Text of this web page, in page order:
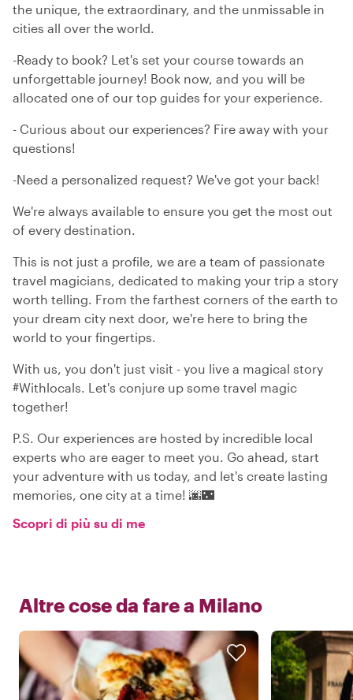
the unique, the extraordinary, and the unmissable in
cities all over the world.
-Ready to book? Let's set your course towards an
unforgettable journey! Book now, and you will be
allocated one of our top guides for your experience.
- Curious about our experiences? Fire away with your
questions!
-Need a personalized request? We've got your back!
We're always available to ensure you get the most out
of every destination.
This is not just a profile, we are a team of passionate
travel magicians, dedicated to making your trip a story
worth telling. From the farthest corners of the earth to
your dream city next door, we're here to bring the
world to your fingertips.
With us, you don't just visit - you live a magical story
#Withlocals. Let's conjure up some travel magic
together!
P.S. Our experiences are hosted by incredible local
experts who are eager to meet you. Go ahead, start
your adventure with us today, and let's create lasting
memories, one city at a time! 🌆🌃
Scopri di più su di me
Altre cose da fare a Milano